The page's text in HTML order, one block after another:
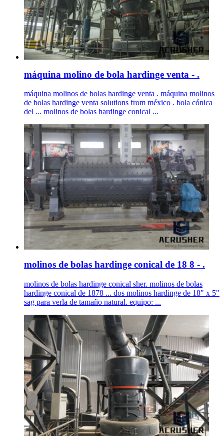
máquina molino de bola hardinge venta - .
máquina molinos de bolas hardinge venta . máquina molinos
de bolas hardinge venta solutions from méxico . bola cónica
del ... molinos de bolas hardinge conical ...
molinos de bolas hardinge conical de 18 8 - .
molinos de bolas hardinge conical sher. molinos de bolas
hardinge conical de 1878 ... dos molinos hardinge de 18" x 5"
sag para verla de tamaño natural. equipo: ...